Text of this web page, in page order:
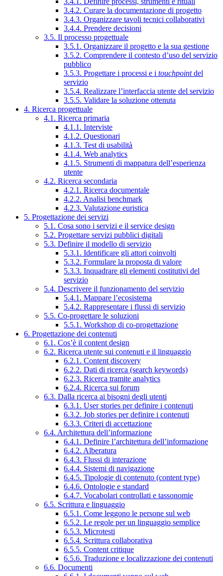
3.4.2. Curare la documentazione di progetto
3.4.3. Organizzare tavoli tecnici collaborativi
3.4.4. Prendere decisioni
3.5. Il processo progettuale
3.5.1. Organizzare il progetto e la sua gestione
3.5.2. Comprendere il contesto d’uso del servizio
pubblico
3.5.3. Progettare i processi e i touchpointdel
servizio
3.5.4. Realizzare l’interfaccia utente del servizio
3.5.5. Validare la soluzione ottenuta
4. Ricerca progettuale
4.1. Ricerca primaria
4.1.1. Interviste
4.1.2. Questionari
4.1.3. Test di usabilità
4.1.4. Web analytics
4.1.5. Strumenti di mappatura dell’esperienza
utente
4.2. Ricerca secondaria
4.2.1. Ricerca documentale
4.2.2. Analisi benchmark
4.2.3. Valutazione euristica
5. Progettazione dei servizi
5.1. Cosa sono i servizi e il service design
5.2. Progettare servizi pubblici digitali
5.3. Definire il modello di servizio
5.3.1. Identificare gli attori coinvolti
5.3.2. Formulare la proposta di valore
5.3.3. Inquadrare gli elementi costitutivi del
servizio
5.4. Descrivere il funzionamento del servizio
5.4.1. Mappare l’ecosistema
5.4.2. Rappresentare i flussi di servizio
5.5. Co-progettare le soluzioni
5.5.1. Workshop di co-progettazione
6. Progettazione dei contenuti
6.1. Cos’è il content design
6.2. Ricerca utente sui contenuti e il linguaggio
6.2.1. Content discovery
6.2.2. Dati di ricerca (search keywords)
6.2.3. Ricerca tramite analytics
6.2.4. Ricerca sui forum
6.3. Dalla ricerca ai bisogni degli utenti
6.3.1. User stories per definire i contenuti
6.3.2. Job stories per definire i contenuti
6.3.3. Criteri di accettazione
6.4. Architettura dell’informazione
6.4.1. Definire l’architettura dell’informazione
6.4.2. Alberatura
6.4.3. Flussi di interazione
6.4.4. Sistemi di navigazione
6.4.5. Tipologie di contenuto (content type)
6.4.6. Ontologie e standard
6.4.7. Vocabolari controllati e tassonomie
6.5. Scrittura e linguaggio
6.5.1. Come leggono le persone sul web
6.5.2. Le regole per un linguaggio semplice
6.5.3. Microtesti
6.5.4. Scrittura collaborativa
6.5.5. Content critique
6.5.6. Traduzione e localizzazione dei contenuti
6.6. Documenti